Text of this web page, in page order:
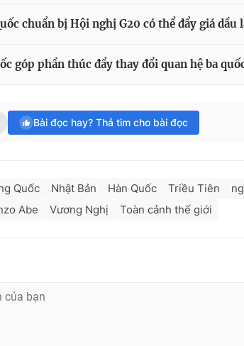
chuẩn bị Hội nghị G20 có thể đẩy giá dầu
góp phần thúc đẩy thay đổi quan hệ ba
Bài đọc hay? Thả tim cho bài đọc
Quốc Nhật Bản Hàn Quốc Triều Tiên
Abe
Vương Nghị Toàn cảnh thế giới